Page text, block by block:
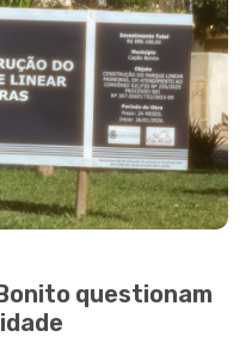
questionam